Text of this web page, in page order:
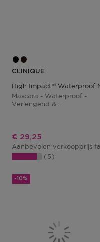
CLINIQUE
High Impact™ Waterproof
Mascara - Waterproof -
Verlengend &
Kortingsprijs
€ 29,25
Aanbevolen verkoopprijs
5
-10%